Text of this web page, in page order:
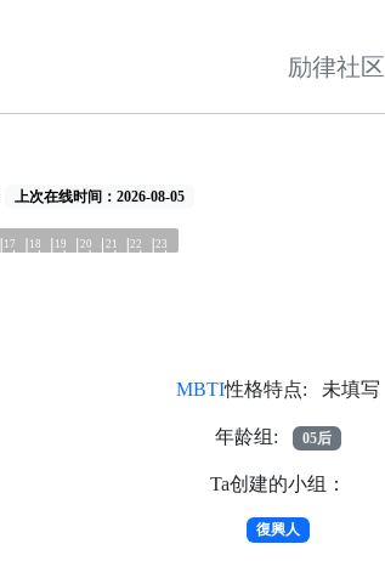
励律社区
上次在线时间：2026-08-05
17 18 19 20 21 22 23
MBTI性格特点: 未填写
年龄组: 05后
Ta创建的小组：
復興人